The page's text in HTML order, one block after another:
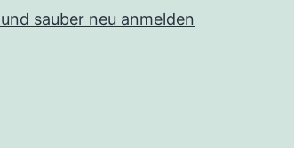
sauber neu anmelden